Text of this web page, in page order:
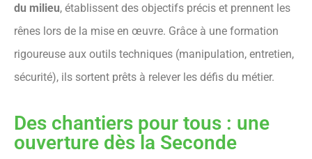
du milieu, établissent des objectifs précis et prennent les
rênes lors de la mise en œuvre. Grâce à une formation
rigoureuse aux outils techniques (manipulation, entretien,
sécurité), ils sortent prêts à relever les défis du métier.
Des chantiers pour tous : une
ouverture dès la Seconde